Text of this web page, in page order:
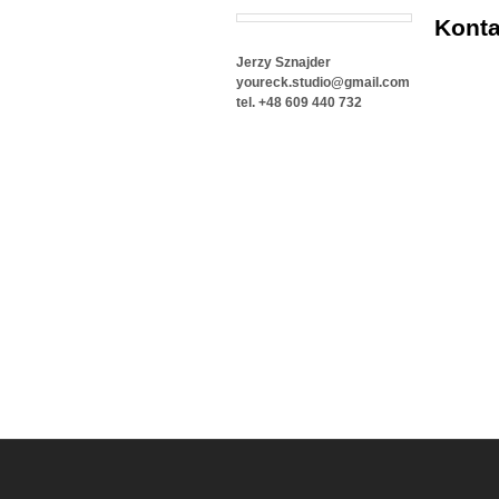
Jerzy Sznajder
youreck.studio@gmail.com
tel. +48 609 440 732